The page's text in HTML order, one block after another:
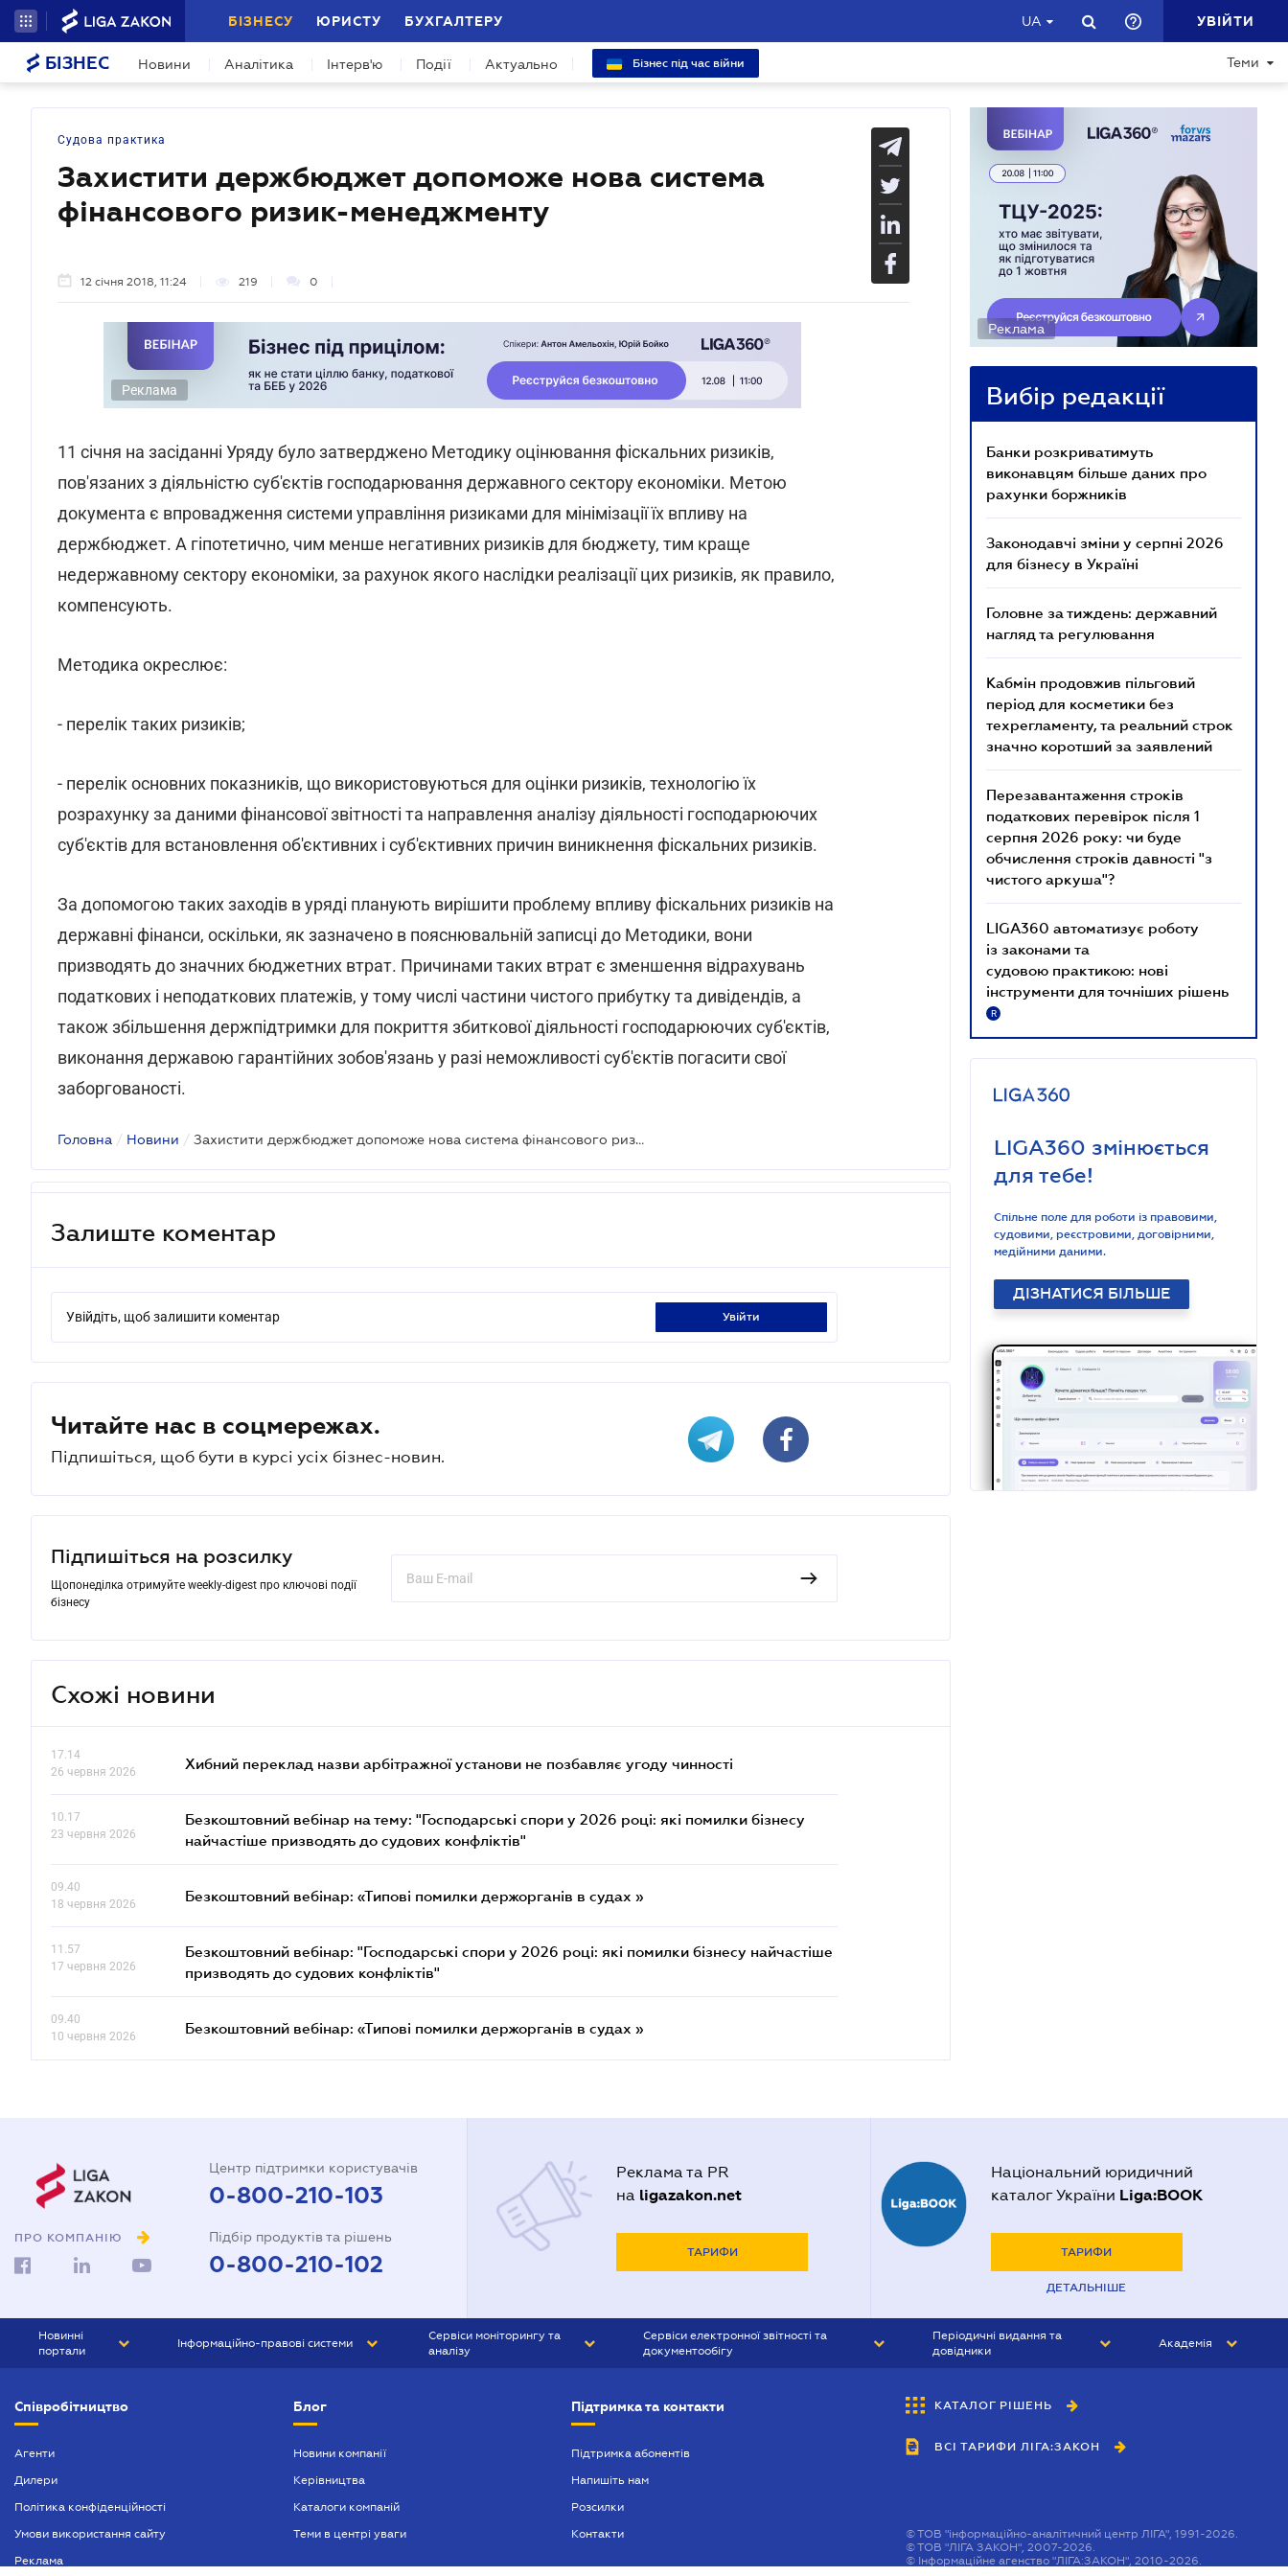
БІЗНЕСУ ЮРИСТУ БУХГАЛТЕРУ UA УВІЙТИ
БІЗНЕС Новини Аналітика Інтерв'ю Події Актуально Бізнес під час війни Теми
Судова практика
Захистити держбюджет допоможе нова система
фінансового ризик-менеджменту
12 січня 2018, 11:24 219 0
Реклама
11 січня на засіданні Уряду було затверджено Методику оцінювання фіскальних ризиків,
пов'язаних з діяльністю суб'єктів господарювання державного сектору економіки. Метою
документа є впровадження системи управління ризиками для мінімізації їх впливу на
держбюджет. А гіпотетично, чим менше негативних ризиків для бюджету, тим краще
недержавному сектору економіки, за рахунок якого наслідки реалізації цих ризиків, як правило,
компенсують.
Методика окреслює:
- перелік таких ризиків;
- перелік основних показників, що використовуються для оцінки ризиків, технологію їх
розрахунку за даними фінансової звітності та направлення аналізу діяльності господарюючих
суб'єктів для встановлення об'єктивних і суб'єктивних причин виникнення фіскальних ризиків.
За допомогою таких заходів в уряді планують вирішити проблему впливу фіскальних ризиків на
державні фінанси, оскільки, як зазначено в пояснювальній записці до Методики, вони
призводять до значних бюджетних втрат. Причинами таких втрат є зменшення відрахувань
податкових і неподаткових платежів, у тому числі частини чистого прибутку та дивідендів, а
також збільшення держпідтримки для покриття збиткової діяльності господарюючих суб'єктів,
виконання державою гарантійних зобов'язань у разі неможливості суб'єктів погасити свої
заборгованості.
Головна / Новини / Захистити держбюджет допоможе нова система фінансового ризик-менеджменту
Залиште коментар
Увійдіть, щоб залишити коментар увійти
Читайте нас в соцмережах.
Підпишіться, щоб бути в курсі усіх бізнес-новин.
Підпишіться на розсилку
Щопонеділка отримуйте weekly-digest про ключові події
бізнесу
Схожі новини
17.14
26 червня 2026
Хибний переклад назви арбітражної установи не позбавляє угоду чинності
10.17
23 червня 2026
Безкоштовний вебінар на тему: "Господарські спори у 2026 році: які помилки бізнесу
найчастіше призводять до судових конфліктів"
09.40
18 червня 2026
Безкоштовний вебінар: «Типові помилки держорганів в судах »
11.57
17 червня 2026
Безкоштовний вебінар: "Господарські спори у 2026 році: які помилки бізнесу найчастіше
призводять до судових конфліктів"
09.40
10 червня 2026
Безкоштовний вебінар: «Типові помилки держорганів в судах »
Реклама
Вибір редакції
Банки розкриватимуть
виконавцям більше даних про
рахунки боржників
Законодавчі зміни у серпні 2026
для бізнесу в Україні
Головне за тиждень: державний
нагляд та регулювання
Кабмін продовжив пільговий
період для косметики без
техрегламенту, та реальний строк
значно коротший за заявлений
Перезавантаження строків
податкових перевірок після 1
серпня 2026 року: чи буде
обчислення строків давності "з
чистого аркуша"?
LIGA360 автоматизує роботу
із законами та
судовою практикою: нові
інструменти для точніших рішень
R
LIGA360 змінюється
для тебе!
Спільне поле для роботи із правовими,
судовими, реєстровими, договірними,
медійними даними.
ДІЗНАТИСЯ БІЛЬШЕ
ПРО КОМПАНІЮ
Центр підтримки користувачів
0-800-210-103
Підбір продуктів та рішень
0-800-210-102
Реклама та PR
на ligazakon.net
ТАРИФИ
Національний юридичний
каталог України Liga:BOOK
ТАРИФИ
ДЕТАЛЬНІШЕ
Новинні
портали
БІЗНЕС
Інформаційно-правові системи
БУХГАЛТЕР ПРОФ
Сервіси моніторингу та
аналізу
Сервіси електронної звітності та
документообігу
Періодичні видання та
довідники
БУХГАЛТЕР&ЗАКОН
ВІСНИК МСФЗ
Академія
Співробітництво
Агенти
Дилери
Політика конфіденційності
Умови використання сайту
Реклама
Блог
Новини компанії
Керівництва
Каталоги компаній
Теми в центрі уваги
Підтримка та контакти
Підтримка абонентів
Напишіть нам
Розсилки
Контакти
КАТАЛОГ РІШЕНЬ
ВСІ ТАРИФИ ЛІГА:ЗАКОН
©ТОВ "інформаційно-аналітичний центр ЛІГА", 1991-2026.
©ТОВ "ЛІГА ЗАКОН", 2007-2026.
© Інформаційне агенство "ЛІГА:ЗАКОН", 2010-2026.